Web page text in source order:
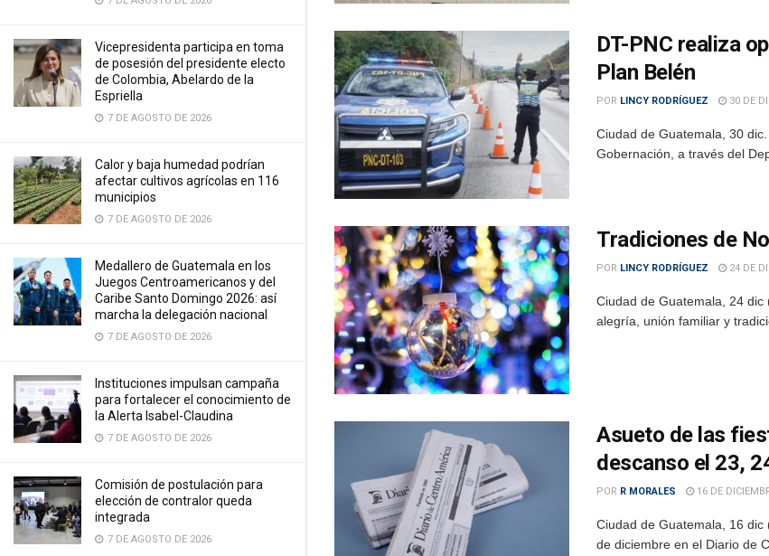
Vicepresidenta participa en toma
de posesión del presidente electo
de Colombia, Abelardo de la
Espriella
7 DE AGOSTO DE 2026
Calor y baja humedad podrían
afectar cultivos agrícolas en 116
municipios
7 DE AGOSTO DE 2026
Medallero de Guatemala en los
Juegos Centroamericanos y del
Caribe Santo Domingo 2026: así
marcha la delegación nacional
7 DE AGOSTO DE 2026
Instituciones impulsan campaña
para fortalecer el conocimiento de
la Alerta Isabel-Claudina
7 DE AGOSTO DE 2026
Comisión de postulación para
elección de contralor queda
integrada
7 DE AGOSTO DE 2026
DT-PNC realiza
Plan Belén
POR LINCY RODRÍGUEZ 30 DE
Ciudad de Guatemala, 30
Gobernación, a través del
Tradiciones de
POR LINCY RODRÍGUEZ 24 DE
Ciudad de Guatemala, 24
alegría, unión familiar y
Asueto de las
descanso el 23,
POR R MORALES 16 DE
Ciudad de Guatemala, 16 dic
de diciembre en el Diario de